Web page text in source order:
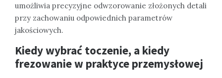
umożliwia precyzyjne odwzorowanie złożonych detali
przy zachowaniu odpowiednich parametrów
jakościowych.
Kiedy wybrać toczenie, a kiedy
frezowanie w praktyce przemysłowej